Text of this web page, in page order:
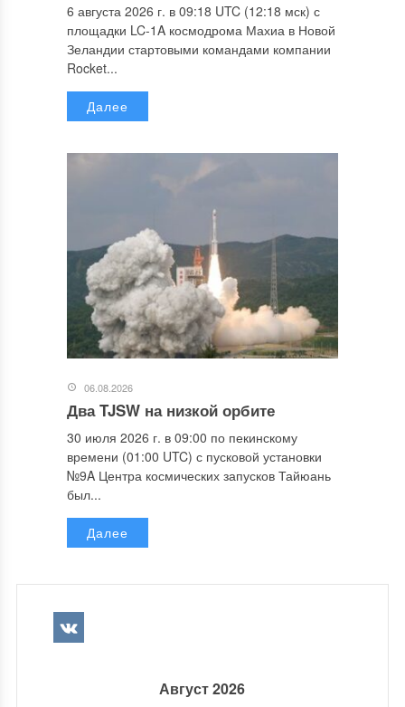
6 августа 2026 г. в 09:18 UTC (12:18 мск) с
площадки LC-1A космодрома Махиа в Новой
Зеландии стартовыми командами компании
Rocket...
Далее
06.08.2026
Два TJSW на низкой орбите
30 июля 2026 г. в 09:00 по пекинскому
времени (01:00 UTC) с пусковой установки
№9A Центра космических запусков Тайюань
был...
Далее
Август 2026